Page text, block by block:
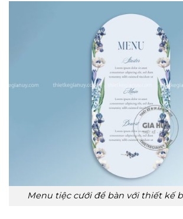
Menu tiệc cưới để bàn với thiết kế